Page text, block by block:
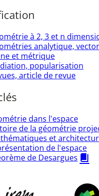
à 2, 3 et n
analytique,
et métrique
popularisation
article de revue
dans l'espace
de la géométrie
et
de l'espace
de Desargues